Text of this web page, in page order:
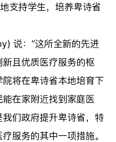
支持学生，培养卑诗省
说：“这所全新的先进
且优质医疗服务的枢
将在卑诗省本地培育下
在家附近找到家庭医
们政府提升卑诗省，特
服务的其中一项措施。